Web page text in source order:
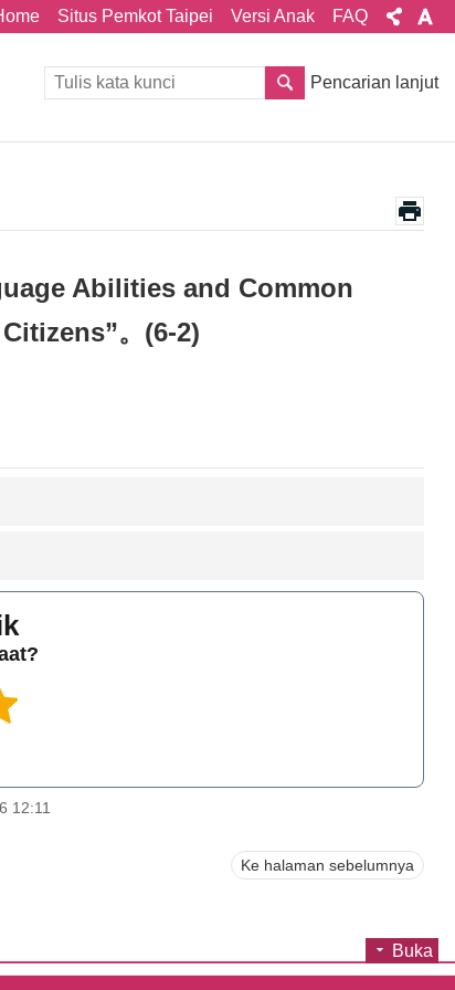
Situs Pemkot Taipei Versi Anak FAQ
Pencarian lanjut
Abilities and Common
。(6-2)
12:11
Ke halaman sebelumnya
Buka